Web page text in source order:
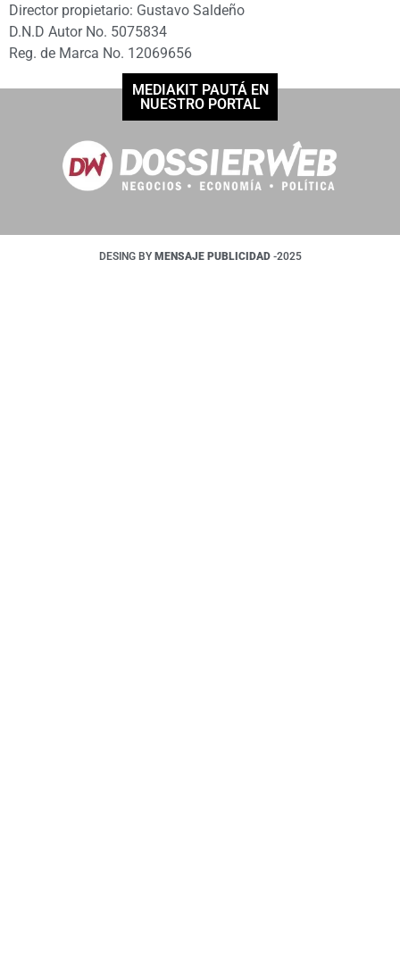
Director propietario: Gustavo Saldeño
D.N.D Autor No. 5075834
Reg. de Marca No. 12069656
MEDIAKIT PAUTÁ EN
NUESTRO PORTAL
DESING BY MENSAJE PUBLICIDAD -2025